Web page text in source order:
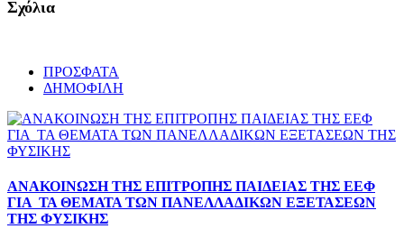
Σχόλια
ΠΡΟΣΦΑΤΑ
ΔΗΜΟΦΙΛΗ
ΑΝΑΚΟΙΝΩΣΗ ΤΗΣ ΕΠΙΤΡΟΠΗΣ ΠΑΙΔΕΙΑΣ ΤΗΣ ΕΕΦ
ΓΙΑ ΤΑ ΘΕΜΑΤΑ ΤΩΝ ΠΑΝΕΛΛΑΔΙΚΩΝ ΕΞΕΤΑΣΕΩΝ
ΤΗΣ ΦΥΣΙΚΗΣ